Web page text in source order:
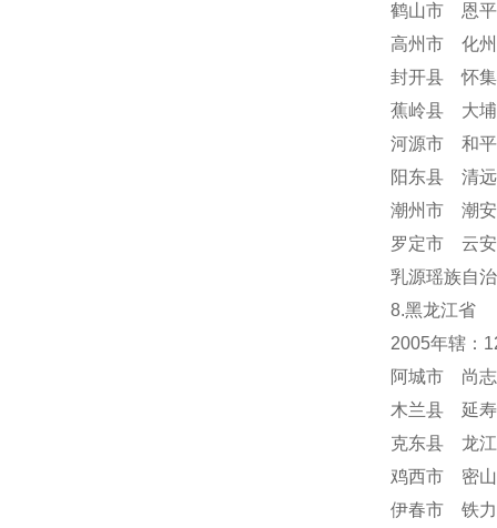
鹤山市 恩
高州市 化
封开县 怀
蕉岭县 大
河源市 和
阳东县 清
潮州市 潮
罗定市 云
乳源瑶族自
8.黑龙江省
2005年辖：
阿城市 尚
木兰县 延
克东县 龙
鸡西市 密
伊春市 铁